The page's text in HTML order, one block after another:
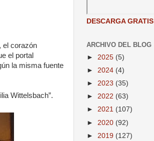
el corazón
el portal
la misma fuente
Wittelsbach”.
DESCARGA GRATIS
ARCHIVO DEL BLOG
► 2025 (5)
► 2024 (4)
► 2023 (35)
► 2022 (63)
► 2021 (107)
► 2020 (92)
► 2019 (127)